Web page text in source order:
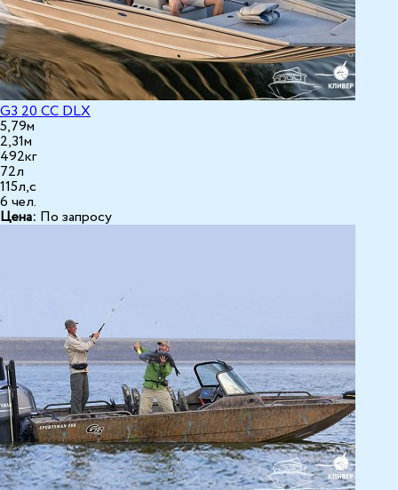
G3 20 СС DLX
5,79м
2,31м
492кг
72л
115л,с
6 чел.
Цена: По запросу